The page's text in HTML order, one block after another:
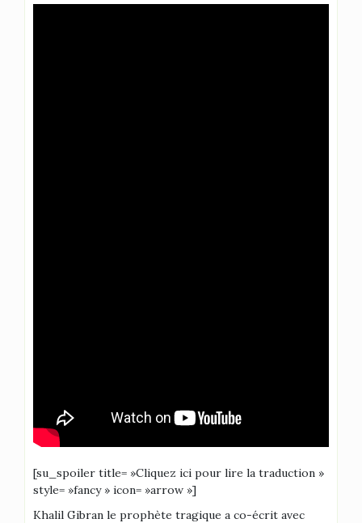
[su_spoiler title= »Cliquez ici pour lire la traduction »
style= »fancy » icon= »arrow »]
Khalil Gibran le prophète tragique a co-écrit avec